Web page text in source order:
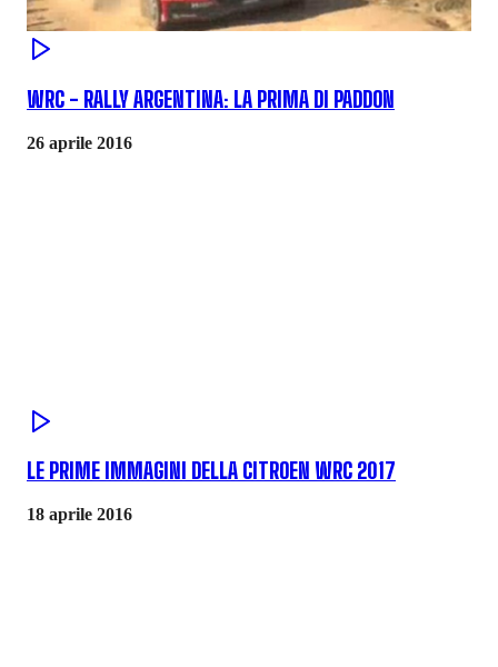
WRC - RALLY ARGENTINA: LA PRIMA DI PADDON
26 aprile 2016
LE PRIME IMMAGINI DELLA CITROEN WRC 2017
18 aprile 2016